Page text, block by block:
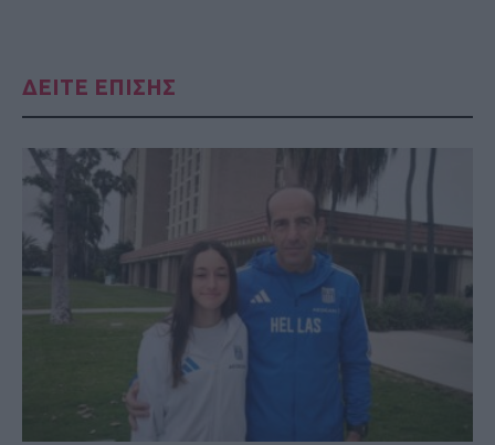
ΔΕΙΤΕ ΕΠΙΣΗΣ